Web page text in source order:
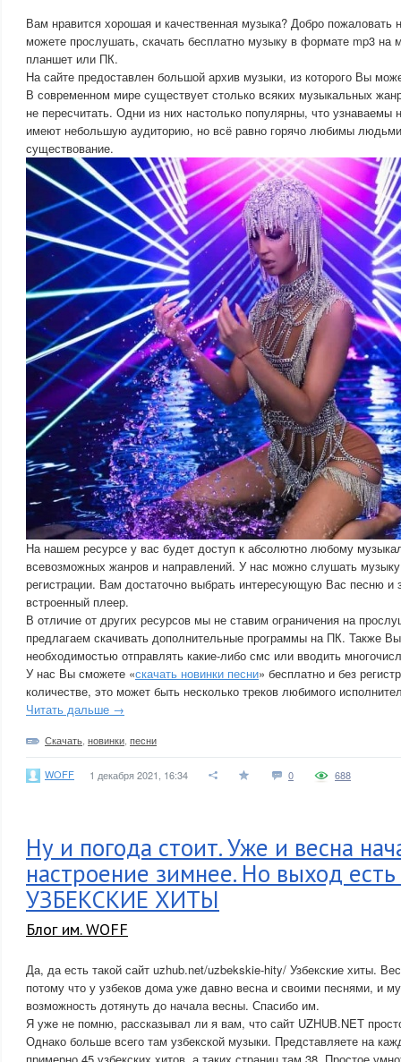
Вам нравится хорошая и качественная музыка? Добро пожаловать
можете прослушать, скачать бесплатно музыку в формате mp3 на
планшет или ПК.
На сайте предоставлен большой архив музыки, из которого Вы
В современном мире существует столько всяких музыкальных
не пересчитать. Одни из них настолько популярны, что
имеют небольшую аудиторию, но всё равно горячо любимы
существование.
На нашем ресурсе у вас будет доступ к абсолютно любому
всевозможных жанров и направлений. У нас можно слушать
регистрации. Вам достаточно выбрать интересующую Вас песню и
встроенный плеер.
В отличие от других ресурсов мы не ставим ограничения на
предлагаем скачивать дополнительные программы на ПК. Также
необходимостью отправлять какие-либо смс или вводить
У нас Вы сможете «скачать новинки песни» бесплатно и без
количестве, это может быть несколько треков любимого
Читать дальше →
Скачать новинки песни
WOFF 1 декабря 2021, 16:34 0 688
Ну и погода стоит. Уже и весна
настроение зимнее. Но выход есть
УЗБЕКСКИЕ ХИТЫ
Блог им. WOFF
Да, да есть такой сайт uzhub.net/uzbekskie-hity/ Узбекские хиты.
потому что у узбеков дома уже давно весна и своими песнями, и
возможность дотянуть до начала весны. Спасибо им.
Я уже не помню, рассказывал ли я вам, что сайт UZHUB.NET
Однако больше всего там узбекской музыки. Представляете на